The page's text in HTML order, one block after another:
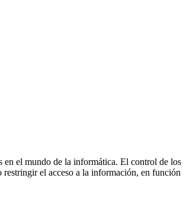
el mundo de la informática. El control de los
el acceso a la información, en